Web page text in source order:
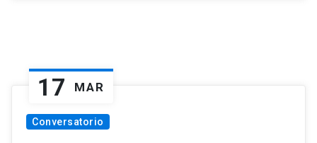
17 MAR
Conversatorio